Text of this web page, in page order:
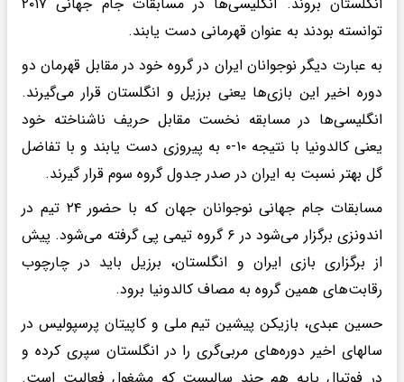
توانسته بودند به عنوان قهرمانی دست یابند.
به عبارت دیگر نوجوانان ایران در گروه خود در مقابل قهرمان دو
دوره اخیر این بازی‌ها یعنی برزیل و انگلستان قرار می‌گیرند.
انگلیسی‌ها در مسابقه نخست مقابل حریف ناشناخته خود
یعنی کالدونیا با نتیجه ۱۰-۰ به پیروزی دست یابند و با تفاضل
گل بهتر نسبت به ایران در صدر جدول گروه سوم قرار گیرند.
مسابقات جام جهانی نوجوانان جهان که با حضور ۲۴ تیم در
اندونزی برگزار می‌شود در ۶ گروه تیمی پی گرفته می‌شود. پیش
از برگزاری بازی ایران و انگلستان، برزیل باید در چارچوب
رقابت‌های همین گروه به مصاف کالدونیا برود.
حسین عبدی، بازیکن پیشین تیم ملی و کاپیتان پرسپولیس در
سالهای اخیر دوره‌های مربی‌گری را در انگلستان سپری کرده و